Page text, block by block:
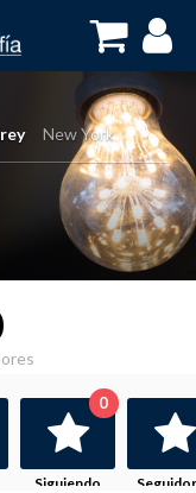
New York
Siguiendo
0